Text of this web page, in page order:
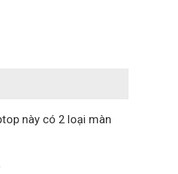
này có 2 loại màn